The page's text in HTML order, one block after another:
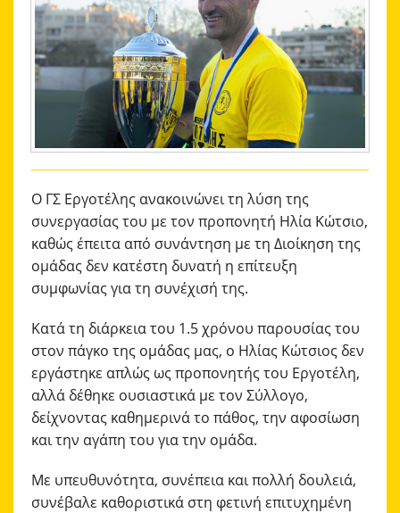
ΑΚΑΔΗΜΙΑ
ΜΠΑΣΚΕΤ
ΕΠΙΚΟΙΝΩΝΙΑ
Ο ΓΣ Εργοτέλης ανακοινώνει τη λύση της
συνεργασίας του με τον προπονητή Ηλία Κώτσιο,
καθώς έπειτα από συνάντηση με τη Διοίκηση της
ομάδας δεν κατέστη δυνατή η επίτευξη
συμφωνίας για τη συνέχισή της.
Κατά τη διάρκεια του 1.5 χρόνου παρουσίας του
στον πάγκο της ομάδας μας, ο Ηλίας Κώτσιος δεν
εργάστηκε απλώς ως προπονητής του Εργοτέλη,
αλλά δέθηκε ουσιαστικά με τον Σύλλογο,
δείχνοντας καθημερινά το πάθος, την αφοσίωση
και την αγάπη του για την ομάδα.
Με υπευθυνότητα, συνέπεια και πολλή δουλειά,
συνέβαλε καθοριστικά στη φετινή επιτυχημένη